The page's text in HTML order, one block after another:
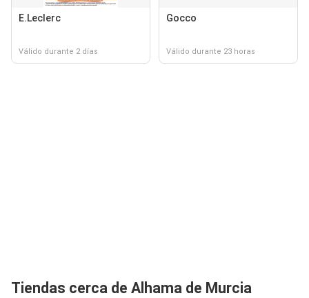
E.Leclerc
Válido durante 2 días
Gocco
Válido durante 23 horas
Tiendas cerca de Alhama de Murcia